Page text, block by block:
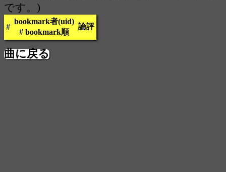
です。)
#
bookmark者(uid)
# bookmark順
論評
曲に戻る